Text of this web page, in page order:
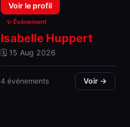
Voir le profil
✨ Événement
Isabelle Huppert
🗓 15 Aug 2026
4 événements Voir →